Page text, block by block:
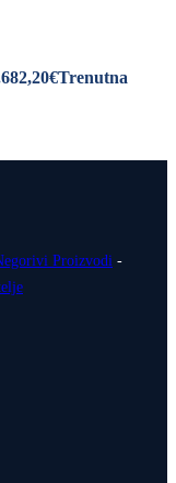
682,20€Trenutna
Proizvodi -